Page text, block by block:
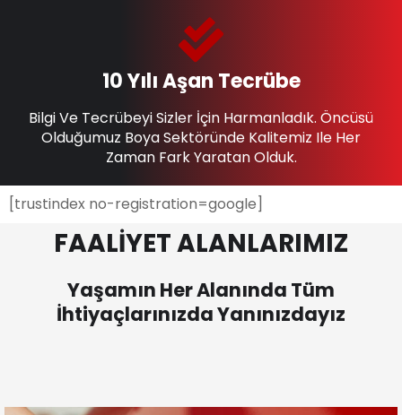
10 Yılı Aşan Tecrübe
Bilgi Ve Tecrübeyi Sizler İçin Harmanladık. Öncüsü
Olduğumuz Boya Sektöründe Kalitemiz Ile Her
Zaman Fark Yaratan Olduk.
[trustindex no-registration=google]
FAALİYET ALANLARIMIZ
Yaşamın Her Alanında Tüm
İhtiyaçlarınızda Yanınızdayız